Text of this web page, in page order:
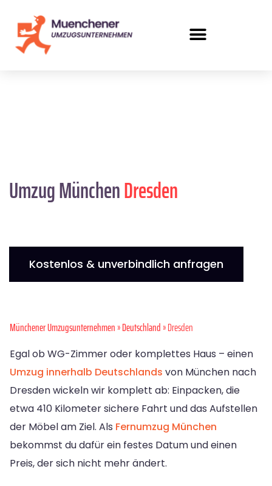
Umzug MünchenDresden
Kostenlos & unverbindlich anfragen
Münchener Umzugsunternehmen»Deutschland» Dresden
Egal ob WG-Zimmer oder komplettes Haus – einen
Umzug innerhalb Deutschlands von München nach
Dresden wickeln wir komplett ab: Einpacken, die
etwa 410 Kilometer sichere Fahrt und das Aufstellen
der Möbel am Ziel. Als Fernumzug München
bekommst du dafür ein festes Datum und einen
Preis, der sich nicht mehr ändert.